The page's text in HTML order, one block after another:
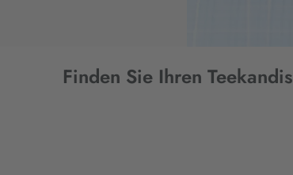
Finden Sie Ihren Teekandis